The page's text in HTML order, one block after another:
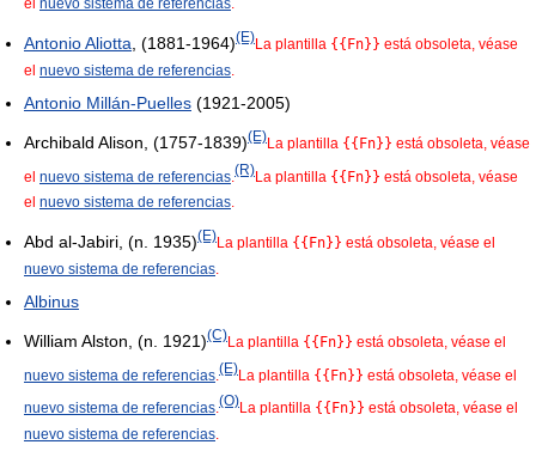
el nuevo sistema de referencias.
Antonio Aliotta , (1881-1964)(E)La plantilla {{Fn}} está obsoleta, véase
el nuevo sistema de referencias.
Antonio Millán-Puelles (1921-2005)
Archibald Alison, (1757-1839)(E)La plantilla {{Fn}} está obsoleta, véase
el nuevo sistema de referencias (R)La plantilla {{Fn}} está obsoleta, véase
el nuevo sistema de referencias.
Abd al-Jabiri, (n. 1935)(E)La plantilla {{Fn}} está obsoleta, véase el
nuevo sistema de referencias.
Albinus
William Alston, (n. 1921)(C)La plantilla {{Fn}} está obsoleta, véase el
nuevo sistema de referencias (E)La plantilla {{Fn}} está obsoleta, véase el
nuevo sistema de referencias.(O)La plantilla {{Fn}} está obsoleta, véase el
nuevo sistema de referencias.